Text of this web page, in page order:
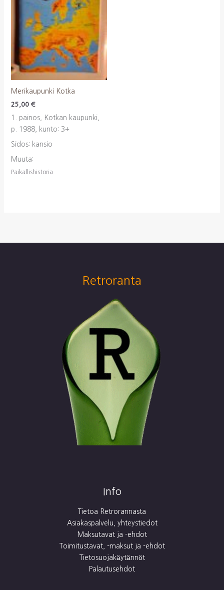
Merikaupunki Kotka
25,00 €
1. painos, Kotkan kaupunki,
p. 1988, kunto: 3+
Sidos: kansio
Muuta:
Paikallishistoria
Retroranta
Info
Tietoa Retrorannasta
Asiakaspalvelu, yhteystiedot
Maksutavat ja -ehdot
Toimitustavat, -maksut ja -ehdot
Tietosuojakäytännöt
Palautusehdot